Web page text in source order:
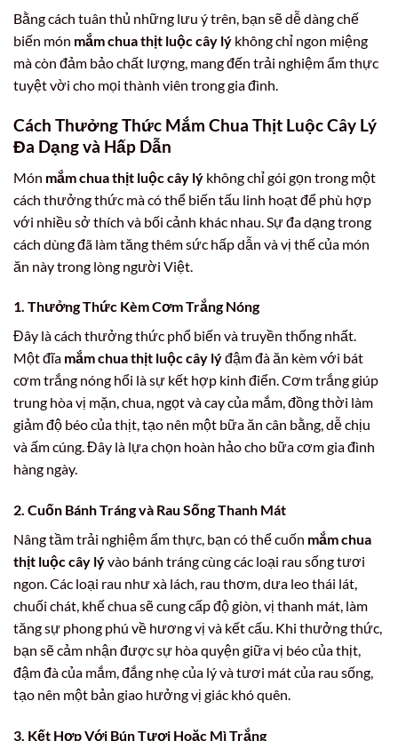
Bằng cách tuân thủ những lưu ý trên, bạn sẽ dễ dàng chế
biến món mắm chua thịt luộc cây lý không chỉ ngon miệng
mà còn đảm bảo chất lượng, mang đến trải nghiệm ẩm thực
tuyệt vời cho mọi thành viên trong gia đình.
Cách Thưởng Thức Mắm Chua Thịt Luộc Cây Lý
Đa Dạng và Hấp Dẫn
Món mắm chua thịt luộc cây lý không chỉ gói gọn trong một
cách thưởng thức mà có thể biến tấu linh hoạt để phù hợp
với nhiều sở thích và bối cảnh khác nhau. Sự đa dạng trong
cách dùng đã làm tăng thêm sức hấp dẫn và vị thế của món
ăn này trong lòng người Việt.
1. Thưởng Thức Kèm Cơm Trắng Nóng
Đây là cách thưởng thức phổ biến và truyền thống nhất.
Một đĩa mắm chua thịt luộc cây lýđậm đà ăn kèm với bát
cơm trắng nóng hổi là sự kết hợp kinh điển. Cơm trắng giúp
trung hòa vị mặn, chua, ngọt và cay của mắm, đồng thời làm
giảm độ béo của thịt, tạo nên một bữa ăn cân bằng, dễ chịu
và ấm cúng. Đây là lựa chọn hoàn hảo cho bữa cơm gia đình
hàng ngày.
2. Cuốn Bánh Tráng và Rau Sống Thanh Mát
Nâng tầm trải nghiệm ẩm thực, bạn có thể cuốn mắm chua
thịt luộc cây lývào bánh tráng cùng các loại rau sống tươi
ngon. Các loại rau như xà lách, rau thơm, dưa leo thái lát,
chuối chát, khế chua sẽ cung cấp độ giòn, vị thanh mát, làm
tăng sự phong phú về hương vị và kết cấu. Khi thưởng thức,
bạn sẽ cảm nhận được sự hòa quyện giữa vị béo của thịt,
đậm đà của mắm, đắng nhẹ của lý và tươi mát của rau sống,
tạo nên một bản giao hưởng vị giác khó quên.
3. Kết Hợp Với Bún Tươi Hoặc Mì Trắng